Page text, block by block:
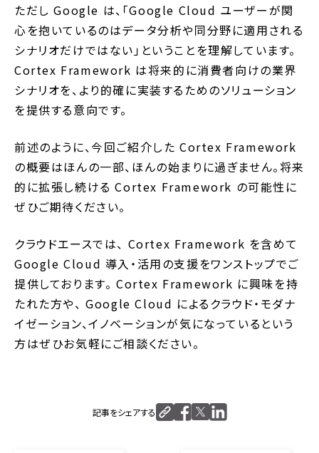
ただし Google は、「Google Cloud ユーザーが関
心を抱いているのはデータ分析や同分野に適用される
シナリオだけではない」ということを理解しています。
Cortex Framework は将来的に消費者向けの業界
シナリオを、より的確に実装するためのソリューション
を提供する意向です。
前述のように、今回ご紹介した Cortex Framework
の概要はほんの一部、ほんの始まりに過ぎません。将来
的に拡張し続ける Cortex Framework の可能性に
ぜひご期待ください。
クラウドエースでは、 Cortex Framework を含めて
Google Cloud 導入・活用の支援をワンストップでご
提供しております。 Cortex Framework に興味を持
たれた方や、 Google Cloud によるクラウド・モダナ
イゼーション、イノベーションが気になっているという
方はぜひお気軽にご相談ください。
記事をシェアする